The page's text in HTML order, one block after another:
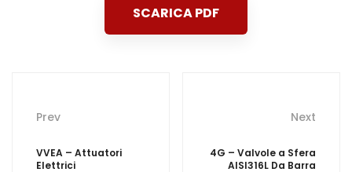
SCARICA PDF
navigation
Prev
VVEA – Attuatori
Elettrici
Next
4G – Valvole a Sfera
AISI316L Da Barra